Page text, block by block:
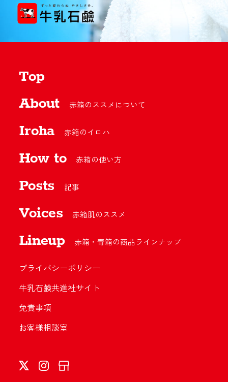
Top
About
赤箱のススメについて
Iroha 赤箱のイロハ
How to 赤箱の使い方
Posts 記事
Voices 赤箱肌のススメ
Lineup 赤箱・青箱の商品ラインナップ
プライバシーポリシー
牛乳石鹸共進社サイト
免責事項
お客様相談室